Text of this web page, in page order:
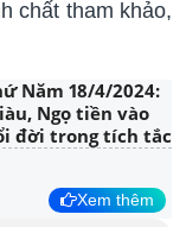
chất tham khảo,
Năm 18/4/2024:
Ngọ tiền vào
đời trong tích tắc
Xem thêm